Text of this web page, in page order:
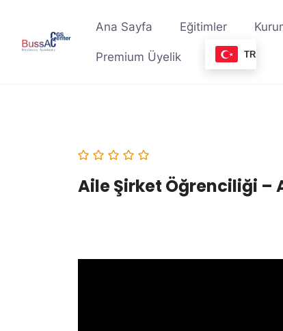
content
Ana Sayfa Eğitimler
Premium Üyelik TR
Aile Şirket Öğrenciliği –